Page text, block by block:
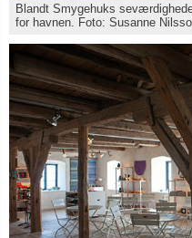
Blandt Smygehuks
for havnen. Foto: Susanne